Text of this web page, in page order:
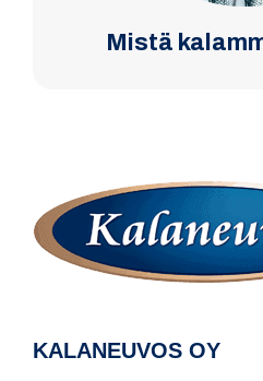
Mistä
KALANEUVOS OY